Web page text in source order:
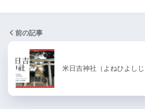
前の記事
米日吉神社（よねひよしじ